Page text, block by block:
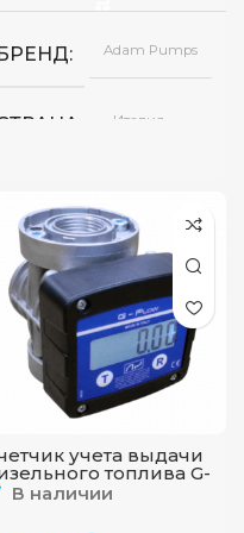
80
мин
Adam Pumps
Италия
учета выдачи
топлива G-
10-100 л/мин
В наличии